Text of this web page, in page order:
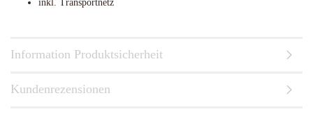
inkl. Transportnetz
Information Produktsicherheit
Kundenrezensionen